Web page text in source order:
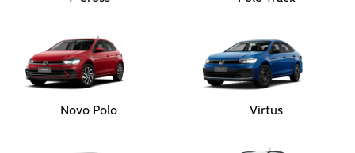
Novo Polo Virtus